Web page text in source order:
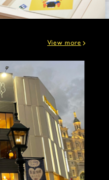
View more